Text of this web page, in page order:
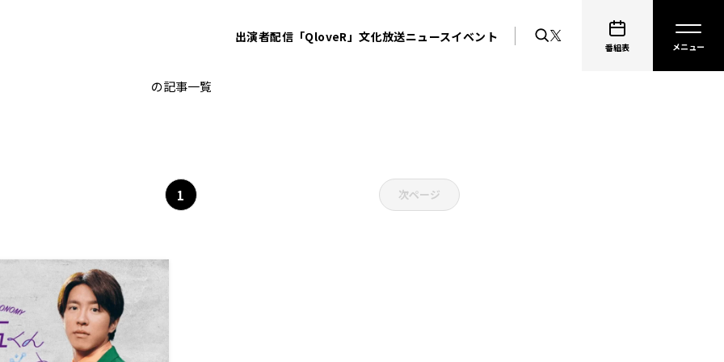
出演者配信「QloveR」文化放送ニュースイベント
番組表
の記事一覧
1 次ページ